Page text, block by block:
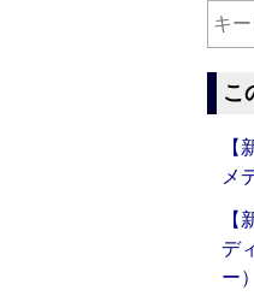
こ
メ
【
デ
ー）